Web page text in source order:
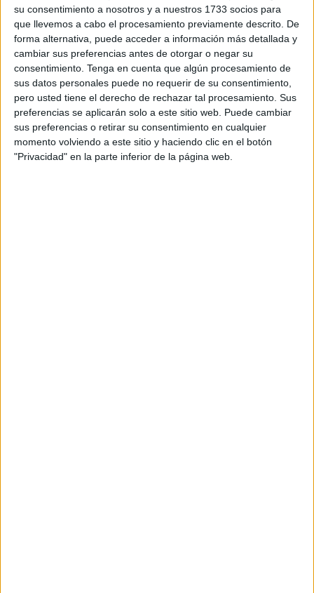
su consentimiento a nosotros y a nuestros 1733 socios para
que llevemos a cabo el procesamiento previamente descrito. De
forma alternativa, puede acceder a información más detallada y
cambiar sus preferencias antes de otorgar o negar su
consentimiento. Tenga en cuenta que algún procesamiento de
sus datos personales puede no requerir de su consentimiento,
pero usted tiene el derecho de rechazar tal procesamiento. Sus
preferencias se aplicarán solo a este sitio web. Puede cambiar
sus preferencias o retirar su consentimiento en cualquier
momento volviendo a este sitio y haciendo clic en el botón
"Privacidad" en la parte inferior de la página web.
Recientemente, ofreció un curso sobre IA a docentes y
compañeros en el queexploró el potencialde una
herramienta de reciente lanzamiento: Dall-e 3. Fue ahí
donde le surgió la idea de recrear Ceuta con las ‘gafas’ de
la factoría de Mickey Mouse.
Había vistoimágenes de otras ciudadesgeneradas
mediante esta tecnología con un aspecto retro, pixeladas
como en los videojuegos o con la magia de un cuento de